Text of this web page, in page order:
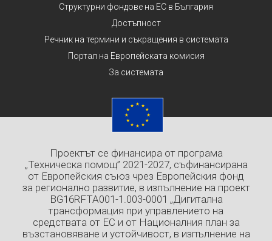
Структурни фондове на ЕС в България
Достъпност
Речник на термини и съкращения в системата
Портал на Европейската комисия
За системата
Проектът се финансира от програма
„Техническа помощ” 2021-2027, съфинансирана
от Европейския съюз чрез Европейския фонд
за регионално развитие, в изпълнение на проект
BG16RFTA001-1.003-0001 „Дигитална
трансформация при управлението на
средствата от ЕС и от Националния план за
възстановяване и устойчивост, в изпълнение на